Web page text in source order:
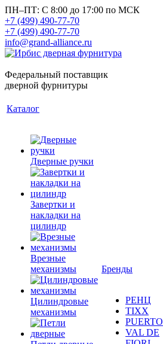
ПН–ПТ: С 8:00 до 17:00 по МСК
+7 (499) 490-77-70
+7 (499) 490-77-70
info@grand-alliance.ru
Федеральный поставщик
дверной фурнитуры
Каталог
Дверные ручки
Завертки и
накладки на
цилиндр
Врезные
механизмы
Цилиндровые
механизмы
Бренды
РЕНЦ
TIXX
PUERTO
VAL DE